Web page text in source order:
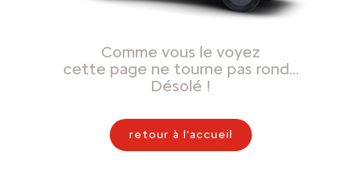
Comme vous le voyez
cette page ne tourne pas rond…
Désolé !
retour à l'accueil